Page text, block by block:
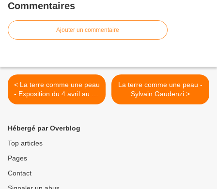
Commentaires
Ajouter un commentaire
< La terre comme une peau
- Exposition du 4 avril au 10
mai 2025
La terre comme une peau -
Sylvain Gaudenzi >
Hébergé par Overblog
Top articles
Pages
Contact